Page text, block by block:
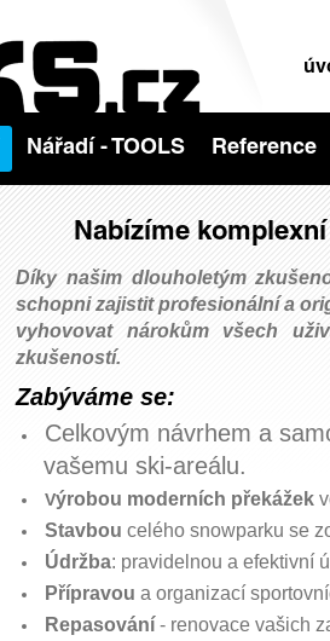
Nářadí - TOOLS Reference
Nabízíme
Díky našim dlouholetým
schopni zajistit profesionální a
vyhovovat nárokům všech
zkušeností.
Zabýváme se:
Celkovým návrhem a
vašemu ski-areálu.
​Výrobou moderních překážek
Stavbou celého snowparku se
Údržba: pravidelnou a efektivní
Přípravou a organizací
Repasování - renovace vašich